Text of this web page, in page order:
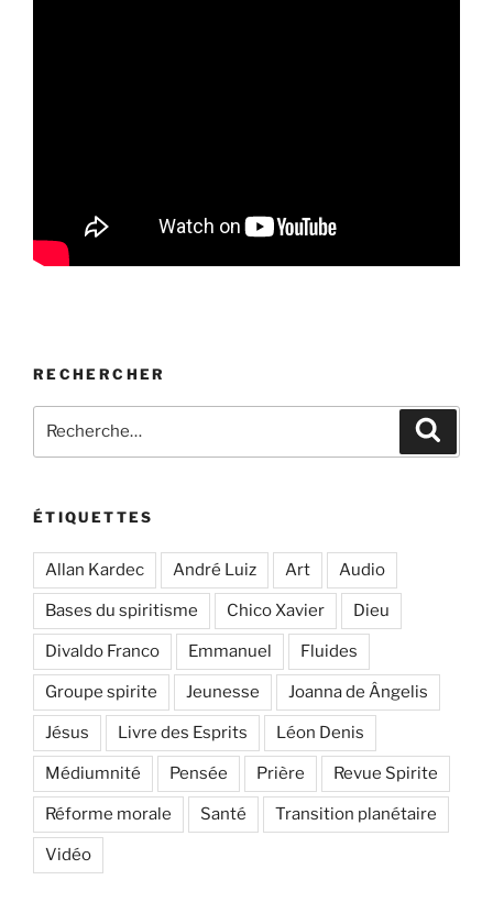
RECHERCHER
pour
ÉTIQUETTES
Allan Kardec André Luiz Art Audio
Bases du spiritisme Chico Xavier Dieu
Divaldo Franco Emmanuel Fluides
Groupe spirite Jeunesse Joanna de Ângelis
Jésus Livre des Esprits Léon Denis
Médiumnité Pensée Prière Revue Spirite
Réforme morale Santé Transition planétaire
Vidéo